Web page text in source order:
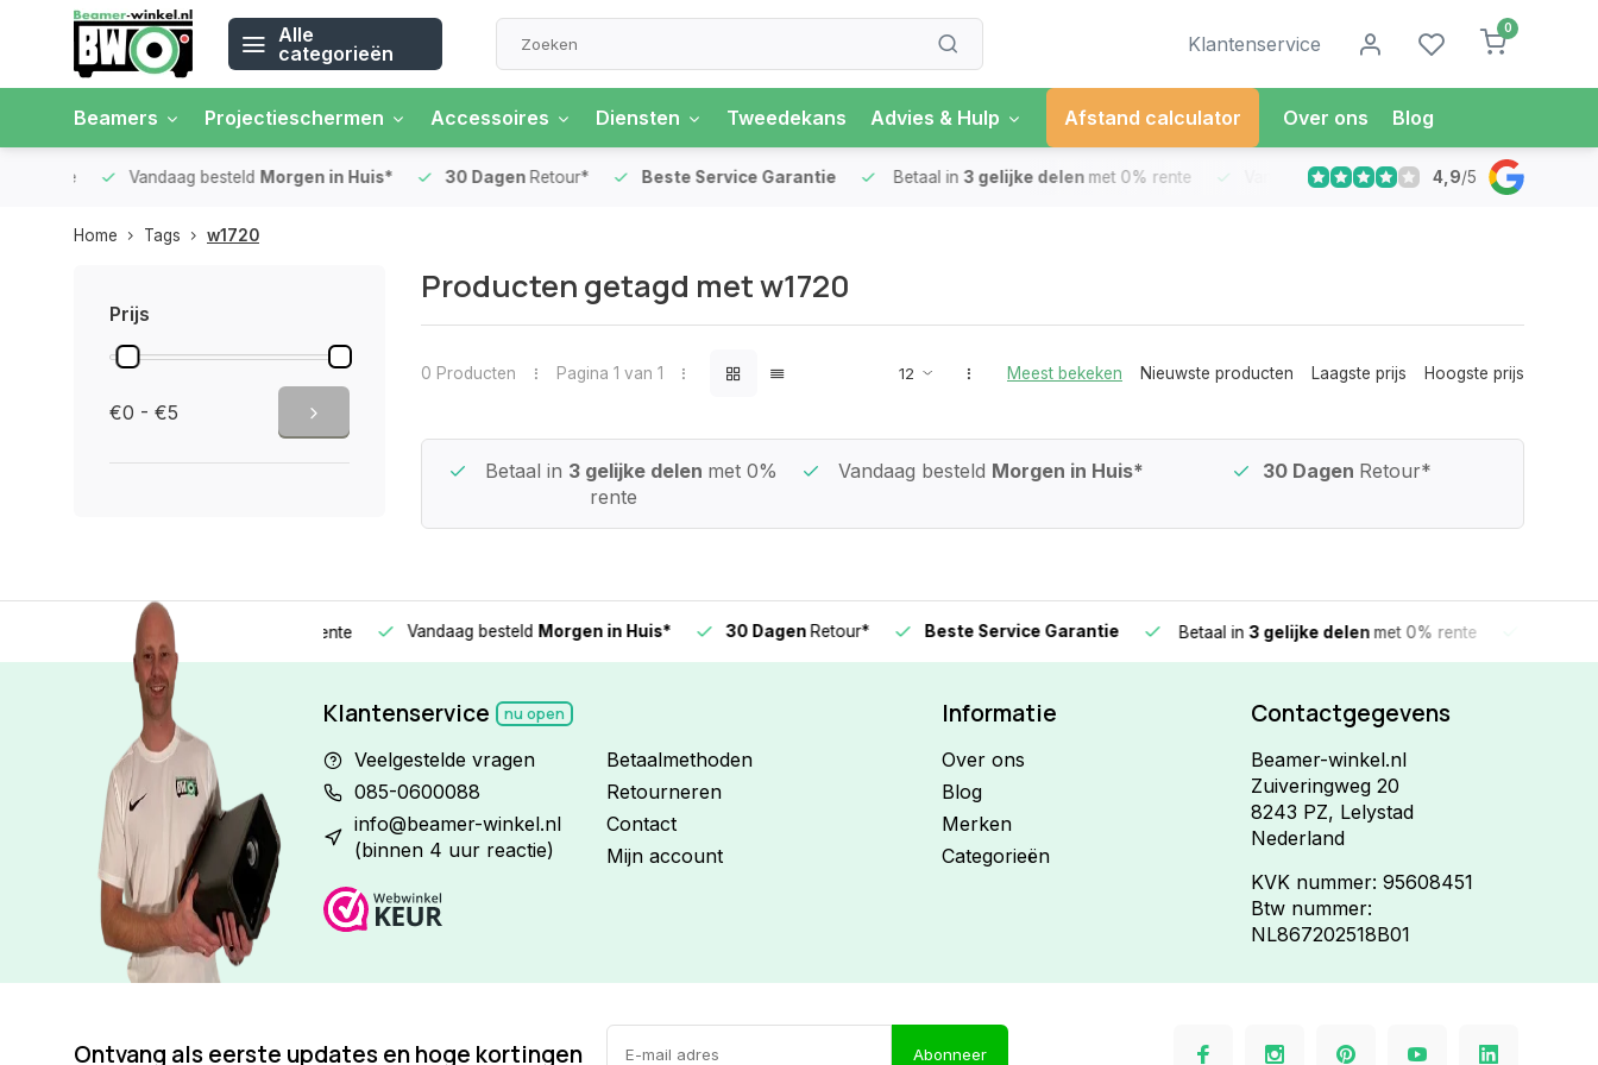
Alle
categorieën
Klantenservice
0
Beamers Projectieschermen Accessoires Diensten Tweedekans Advies & Hulp Afstand calculator Over ons Blog
Vandaag besteldMorgen in Huis* 30 DagenRetour* Beste Service Garantie Betaal in 3 gelijke delen met 0% rente Vandaag besteldMorgen in Huis*
4,9/5
Home Tags w1720
Prijs
€0 - €5
Producten getagd met w1720
0 Producten Pagina 1 van 1 Meest bekeken Nieuwste producten Laagste prijs Hoogste prijs
Beste Service Garantie Betaal in 3 gelijke delen met 0%
rente
Vandaag besteld Morgen in Huis* 30 Dagen Retour*
3 gelijke delen Vandaag besteldMorgen in Huis* 30 DagenRetour* Beste Service Garantie Betaal in3 gelijke delen met 0% rente
Klantenservice nu open
Veelgestelde vragen
085-0600088
info@beamer-winkel.nl
(binnen 4 uur reactie)
Betaalmethoden
Retourneren
Contact
Mijn account
Informatie
Over ons
Blog
Merken
Categorieën
Contactgegevens
Beamer-winkel.nl
Zuiveringweg 20
8243 PZ, Lelystad
Nederland
KVK nummer: 95608451
Btw nummer:
NL867202518B01
Ontvang als eerste updates en hoge kortingen Abonneer